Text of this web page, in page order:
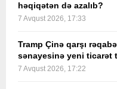
həqiqətən də azalıb?
7 Avqust 2026, 17:33
Tramp Çinə qarşı
sənayesinə yeni ticarət
7 Avqust 2026, 17:22